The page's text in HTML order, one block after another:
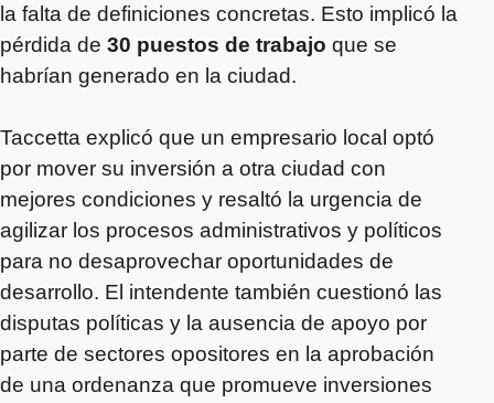
la falta de definiciones concretas. Esto implicó la
pérdida de 30 puestos de trabajo que se
habrían generado en la ciudad.
Taccetta explicó que un empresario local optó
por mover su inversión a otra ciudad con
mejores condiciones y resaltó la urgencia de
agilizar los procesos administrativos y políticos
para no desaprovechar oportunidades de
desarrollo. El intendente también cuestionó las
disputas políticas y la ausencia de apoyo por
parte de sectores opositores en la aprobación
de una ordenanza que promueve inversiones